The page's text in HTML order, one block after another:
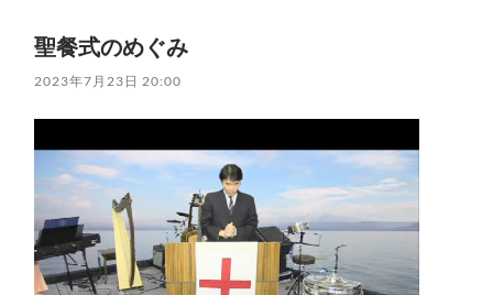
聖餐式のめぐみ
2023年7月23日 20:00